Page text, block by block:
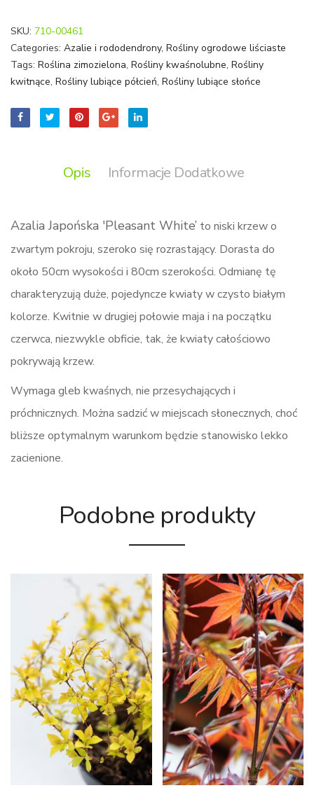
SKU: 710-00461
Categories: Azalie i rododendrony, Rośliny ogrodowe liściaste
Tags: Roślina zimozielona, Rośliny kwaśnolubne, Rośliny
kwitnące, Rośliny lubiące półcień, Rośliny lubiące słońce
Opis Informacje Dodatkowe
Azalia Japońska 'Pleasant White’ to niski krzew o
zwartym pokroju, szeroko się rozrastający. Dorasta do
około 50cm wysokości i 80cm szerokości. Odmianę tę
charakteryzują duże, pojedyncze kwiaty w czysto białym
kolorze. Kwitnie w drugiej połowie maja i na początku
czerwca, niezwykle obficie, tak, że kwiaty całościowo
pokrywają krzew.
Wymaga gleb kwaśnych, nie przesychających i
próchnicznych. Można sadzić w miejscach słonecznych, choć
bliższe optymalnym warunkom będzie stanowisko lekko
zacienione.
Podobne produkty